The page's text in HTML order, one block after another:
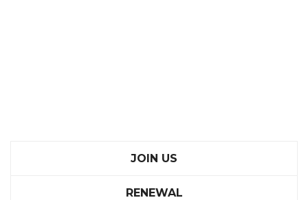
JOIN US
RENEWAL